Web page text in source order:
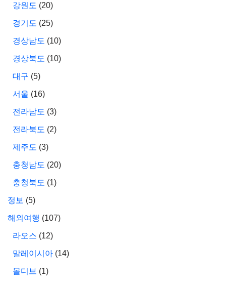
강원도 (20)
경기도 (25)
경상남도 (10)
경상북도 (10)
대구 (5)
서울 (16)
전라남도 (3)
전라북도 (2)
제주도 (3)
충청남도 (20)
충청북도 (1)
정보 (5)
해외여행 (107)
라오스 (12)
말레이시아 (14)
몰디브 (1)